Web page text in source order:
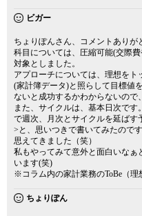
ビガー
ちょりぽんさん、コメントありが
科目については、圧縮可能(交際
対象としました。
アプローチについては、理想を
(家計簿データ)と照らして目標値
ないと成功するかわからないので
また、サイクルは、基本日次で
で週次、月次とサイクルを延ばす
>と、思いつきで書いてみたので
思えてきました（笑）
私もやってみて意外と面白いなぁ
います(笑)
※コラム内の家計業務のToBe（理
ちょりぽん